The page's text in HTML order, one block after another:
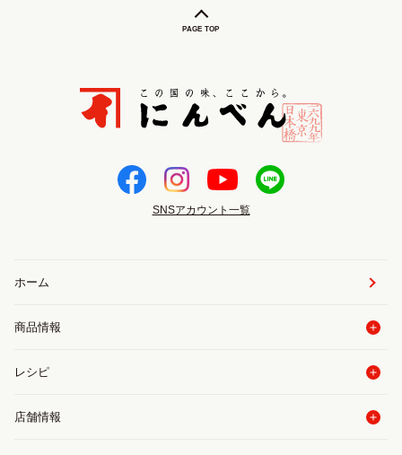
PAGE TOP
SNSアカウント一覧
ホーム
商品情報
レシピ
店舗情報